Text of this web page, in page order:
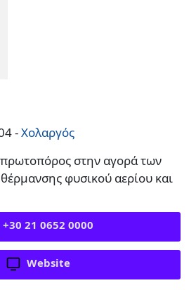
-Χολαργός
στην αγορά των
φυσικού αερίου και
+30 21 0652 0000
Website